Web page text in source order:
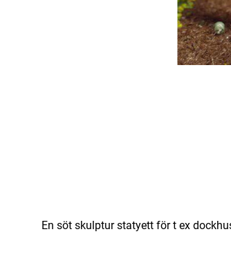
En söt skulptur statyett för t ex